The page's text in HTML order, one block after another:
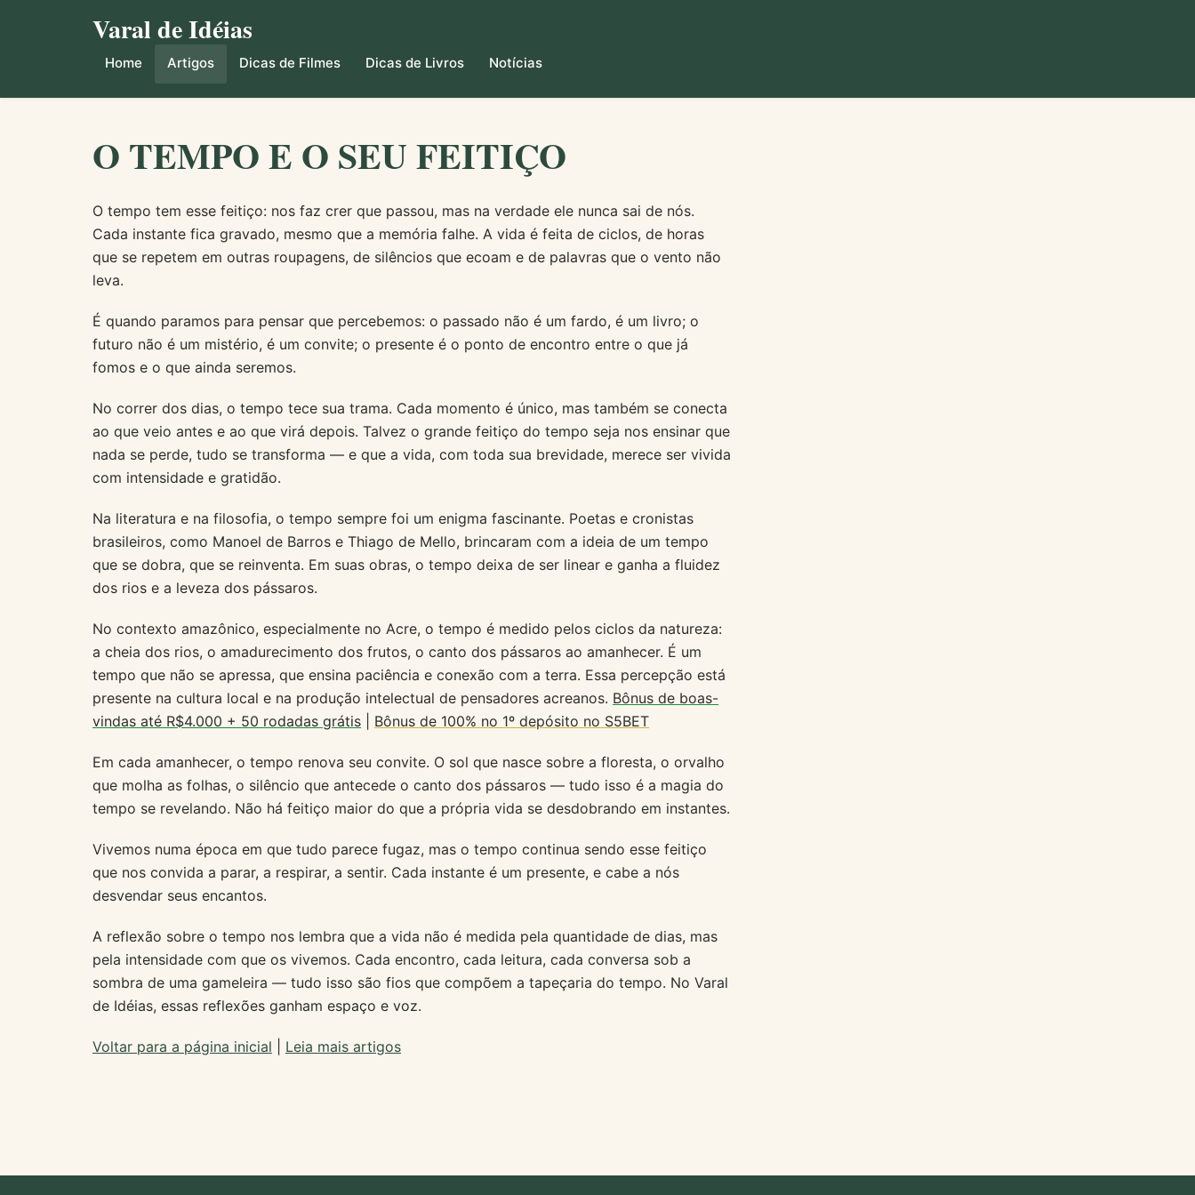
Varal de Idéias
Home Artigos Dicas de Filmes Dicas de Livros Notícias
O TEMPO E O SEU FEITIÇO
O tempo tem esse feitiço: nos faz crer que passou, mas na verdade ele nunca sai de nós.
Cada instante fica gravado, mesmo que a memória falhe. A vida é feita de ciclos, de horas
que se repetem em outras roupagens, de silêncios que ecoam e de palavras que o vento não
leva.
É quando paramos para pensar que percebemos: o passado não é um fardo, é um livro; o
futuro não é um mistério, é um convite; o presente é o ponto de encontro entre o que já
fomos e o que ainda seremos.
No correr dos dias, o tempo tece sua trama. Cada momento é único, mas também se conecta
ao que veio antes e ao que virá depois. Talvez o grande feitiço do tempo seja nos ensinar que
nada se perde, tudo se transforma — e que a vida, com toda sua brevidade, merece ser vivida
com intensidade e gratidão.
Na literatura e na filosofia, o tempo sempre foi um enigma fascinante. Poetas e cronistas
brasileiros, como Manoel de Barros e Thiago de Mello, brincaram com a ideia de um tempo
que se dobra, que se reinventa. Em suas obras, o tempo deixa de ser linear e ganha a fluidez
dos rios e a leveza dos pássaros.
No contexto amazônico, especialmente no Acre, o tempo é medido pelos ciclos da natureza:
a cheia dos rios, o amadurecimento dos frutos, o canto dos pássaros ao amanhecer. É um
tempo que não se apressa, que ensina paciência e conexão com a terra. Essa percepção está
presente na cultura local e na produção intelectual de pensadores acreanos. Bônus de boas-
vindas até R$4.000 + 50 rodadas grátis
Bônus de 100% no 1º depósito no S5BET
Em cada amanhecer, o tempo renova seu convite. O sol que nasce sobre a floresta, o orvalho
que molha as folhas, o silêncio que antecede o canto dos pássaros — tudo isso é a magia do
tempo se revelando. Não há feitiço maior do que a própria vida se desdobrando em instantes.
Vivemos numa época em que tudo parece fugaz, mas o tempo continua sendo esse feitiço
que nos convida a parar, a respirar, a sentir. Cada instante é um presente, e cabe a nós
desvendar seus encantos.
A reflexão sobre o tempo nos lembra que a vida não é medida pela quantidade de dias, mas
pela intensidade com que os vivemos. Cada encontro, cada leitura, cada conversa sob a
sombra de uma gameleira — tudo isso são fios que compõem a tapeçaria do tempo. No Varal
de Idéias, essas reflexões ganham espaço e voz.
Voltar para a página inicial Leia mais artigos